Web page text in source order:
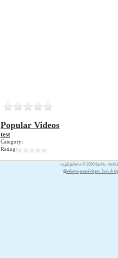
Popular Videos
test
Category:
Rating:
எழுத்துரிமை © 2026 தேசிய
இலங்கை தகவல் தொடர்பாடல்